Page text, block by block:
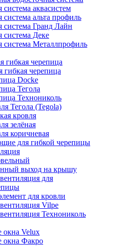
система аквасистем
система альта профиль
система Гранд Лайн
система Деке
система Металлпрофиль
гибкая черепица
гибкая черепица
Docke
Тегола
Технониколь
Тегола (Tegola)
кровля
зелёная
коричневая
для гибкой черепицы
выход на крышу
для
для кровли
Vilpe
Технониколь
окна Velux
окна Факро